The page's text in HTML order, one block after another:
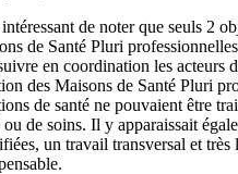
de noter que seuls 2
de Santé Pluri
en coordination les acteurs
des Maisons de Santé Pluri
de santé ne pouvaient être
ou de soins. Il y apparaissait
un travail transversal et